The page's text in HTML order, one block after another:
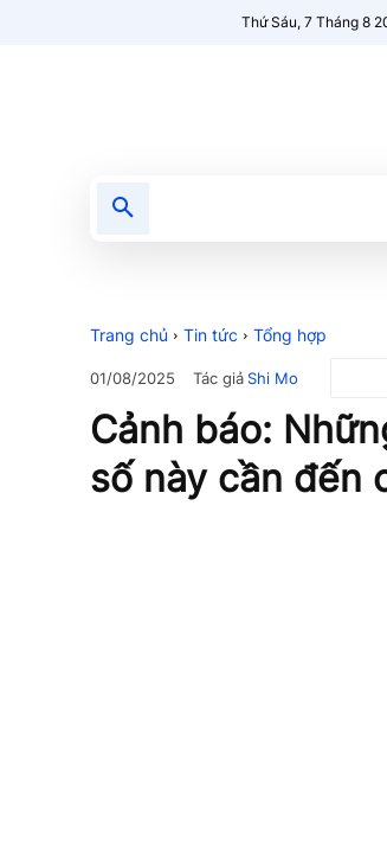
Thứ Sáu, 7 Tháng 8
Trang chủ Tin tức Tổng hợp
01/08/2025 Tác giảShi Mo
Cảnh báo:
số này cần đến